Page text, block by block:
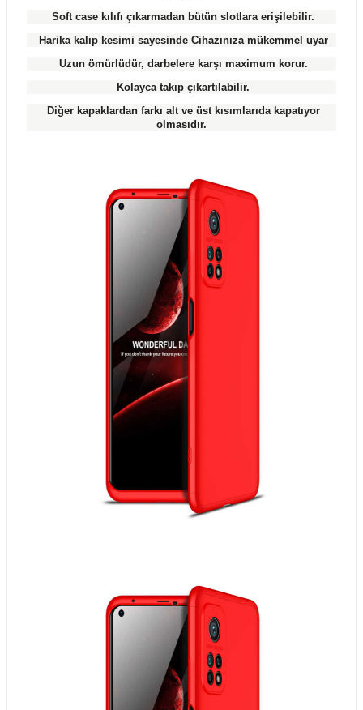
Soft case kılıfı çıkarmadan bütün slotlara erişilebilir.
Harika kalıp kesimi sayesinde Cihazınıza mükemmel uyar
Uzun ömürlüdür, darbelere karşı maximum korur.
Kolayca takıp çıkartılabilir.
Diğer kapaklardan farkı alt ve üst kısımlarıda kapatıyor
olmasıdır.